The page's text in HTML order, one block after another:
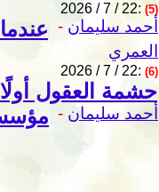
2026 / 7 / 22: (5)
- أحمد سليمان
العمري
2026 / 7 / 22: (6)
حشمة العقول
- أحمد سليمان